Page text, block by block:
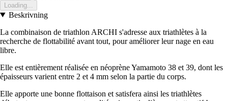
Loading...
Beskrivning
La combinaison de triathlon ARCHI s'adresse aux triathlètes à la
recherche de flottabilité avant tout, pour améliorer leur nage en eau
libre.
Elle est entièrement réalisée en néoprène Yamamoto 38 et 39, dont les
épaisseurs varient entre 2 et 4 mm selon la partie du corps.
Elle apporte une bonne flottaison et satisfera ainsi les triathlètes